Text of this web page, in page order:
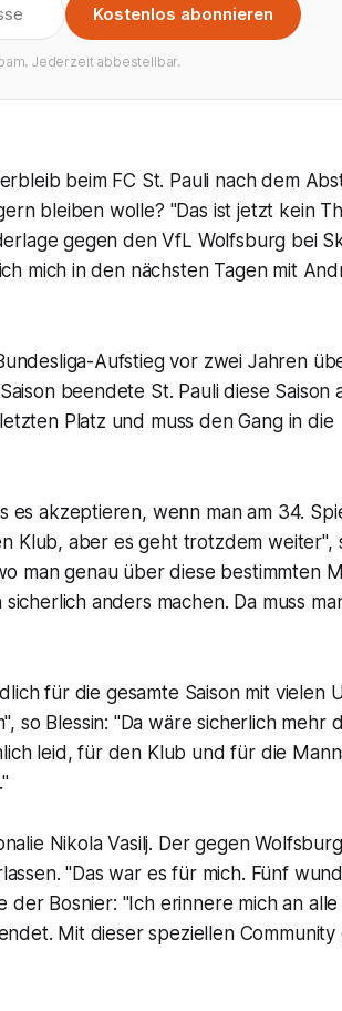
Kostenlos abonnieren
Jederzeit abbestellbar.
beim FC St. Pauli nach dem
bleiben wolle? "Das ist jetzt kein
gegen den VfL Wolfsburg bei
mich in den nächsten Tagen mit
Aufstieg vor zwei Jahren
beendete St. Pauli diese
Platz und muss den Gang in die
es akzeptieren, wenn man am 34.
Klub, aber es geht trotzdem weiter",
man genau über diese bestimmten
anders machen. Da muss
für die gesamte Saison mit vielen
so Blessin: "Da wäre sicherlich mehr
leid, für den Klub und für die
Nikola Vasilj. Der gegen
"Das war es für mich. Fünf
der Bosnier: "Ich erinnere mich an
Mit dieser speziellen